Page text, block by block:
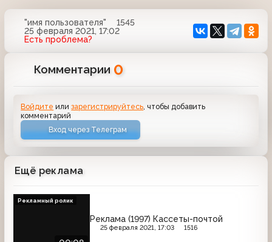
"имя пользователя"
1545
25 февраля 2021, 17:02
Есть проблема?
Комментарии 0
Войдите илизарегистрируйтесь , чтобы добавить
комментарий
Вход через Телеграм
Ещё реклама
Реклама (1997) Кассеты-почтой
25 февраля 2021, 17:03 1516
Рекламный ролик